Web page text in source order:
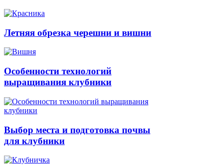
Летняя обрезка черешни и вишни
Особенности технологий
выращивания клубники
Выбор места и подготовка почвы
для клубники